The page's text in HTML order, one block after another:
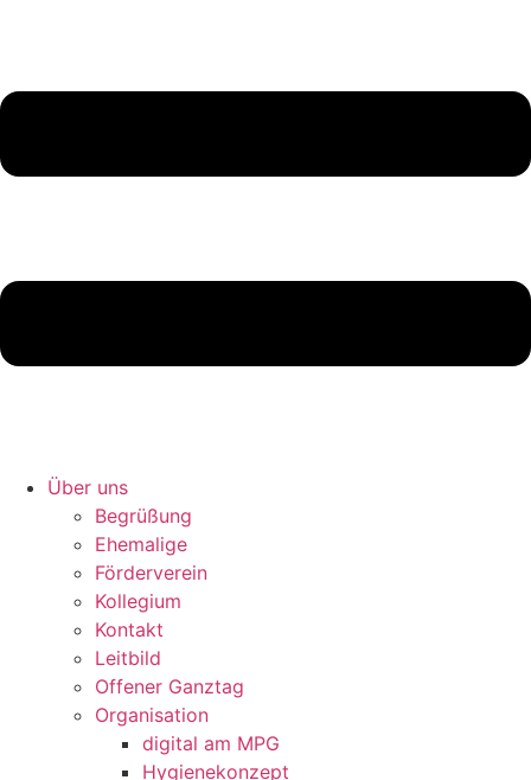
Über uns
Begrüßung
Ehemalige
Förderverein
Kollegium
Kontakt
Leitbild
Offener Ganztag
Organisation
digital am MPG
Hygienekonzept